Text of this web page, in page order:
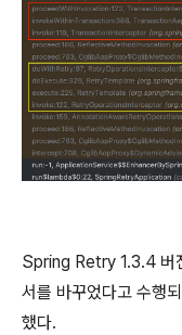
Spring Retry 1.3.4 버
서를 바꾸었다고 수행
했다.